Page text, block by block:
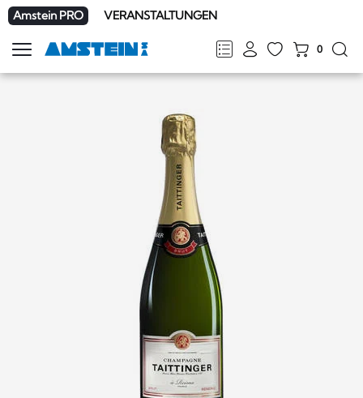
Amstein PRO VERANSTALTUNGEN
FRDEENIT
0
Navigation
zeigen